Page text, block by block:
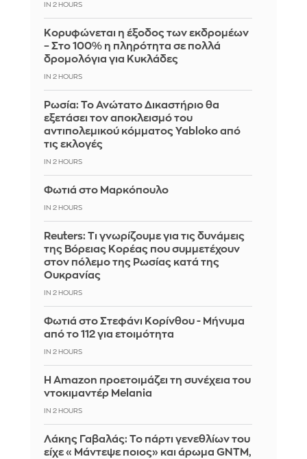
IN 2 HOURS
Κορυφώνεται η έξοδος των εκδρομέων
– Στο 100% η πληρότητα σε πολλά
δρομολόγια για Κυκλάδες
IN 2 HOURS
Ρωσία: Το Ανώτατο Δικαστήριο θα
εξετάσει τον αποκλεισμό του
αντιπολεμικού κόμματος Yabloko από
τις εκλογές
IN 2 HOURS
Φωτιά στο Μαρκόπουλο
IN 2 HOURS
Reuters: Τι γνωρίζουμε για τις δυνάμεις
της Βόρειας Κορέας που συμμετέχουν
στον πόλεμο της Ρωσίας κατά της
Ουκρανίας
IN 2 HOURS
Φωτιά στο Στεφάνι Κορίνθου - Μήνυμα
από το 112 για ετοιμότητα
IN 2 HOURS
Η Amazon προετοιμάζει τη συνέχεια του
ντοκιμαντέρ Melania
IN 2 HOURS
Λάκης Γαβαλάς: Το πάρτι γενεθλίων του
είχε «Μάντεψε ποιος» και άρωμα GNTM,